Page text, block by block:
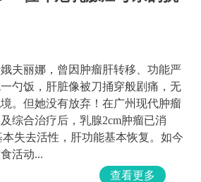
夫丽娜，曾因肿瘤肝转移、功能严
勺饭，肝脏像被刀捅穿般剧痛，无
。但她没有放弃！在广州现代肿瘤
综合治疗后，乳腺2cm肿瘤已消
本失去活性，肝功能基本恢复。如今
活动...
查看更多